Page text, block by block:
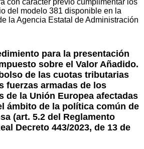
con carácter previo cumplimentar los
del modelo 381 disponible en la
la Agencia Estatal de Administración
para la presentación
sobre el Valor Añadido.
de las cuotas tributarias
fuerzas armadas de los
de la Unión Europea afectadas
ámbito de la política común de
(art. 5.2 del Reglamento
Decreto 443/2023, de 13 de